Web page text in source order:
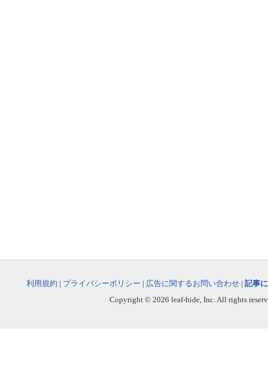
利用規約 | プライバシーポリシー | 広告に関するお問い合わせ | 記事
Copyright © 2026 leaf-hide, Inc. All rights